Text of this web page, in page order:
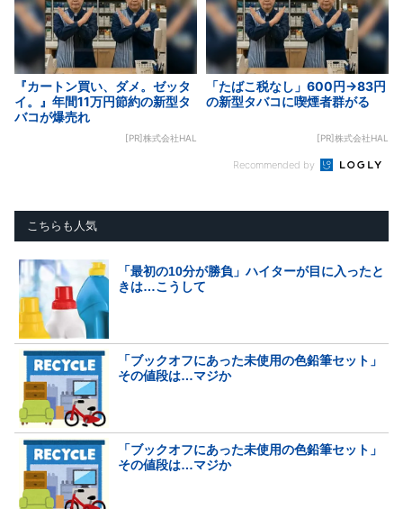
『カートン買い、ダメ。ゼッタ
イ。』年間11万円節約の新型タ
バコが爆売れ
[PR]株式会社HAL
「たばこ税なし」600円→83円
の新型タバコに喫煙者群がる
[PR]株式会社HAL
Recommended by
こちらも人気
「最初の10分が勝負」ハイターが目に入ったと
きは…こうして
「ブックオフにあった未使用の色鉛筆セット」
その値段は…マジか
「ブックオフにあった未使用の色鉛筆セット」
その値段は…マジか